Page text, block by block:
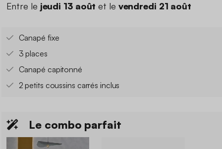
Entre le jeudi 13 août et le vendredi 21 août
Canapé fixe
3 places
Canapé capitonné
2 petits coussins carrés inclus
Le combo parfait